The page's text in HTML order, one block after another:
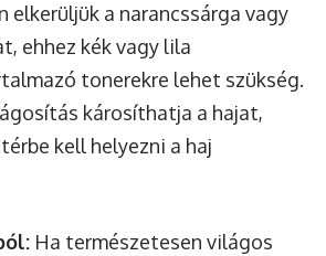
elkerüljük a narancssárga vagy
ehhez kék vagy lila
tonerekre lehet szükség.
károsíthatja a hajat,
kell helyezni a haj
Ha természetesen világos